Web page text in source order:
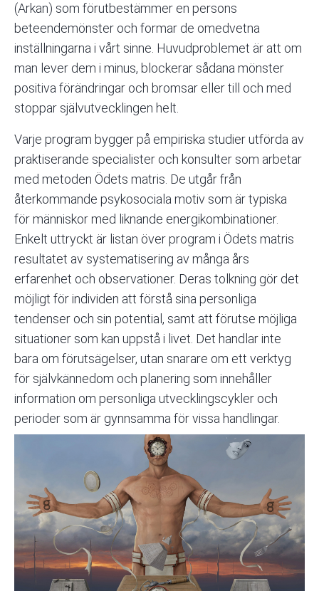
(Arkan) som förutbestämmer en persons
beteendemönster och formar de omedvetna
inställningarna i vårt sinne. Huvudproblemet är att om
man lever dem i minus, blockerar sådana mönster
positiva förändringar och bromsar eller till och med
stoppar självutvecklingen helt.
Varje program bygger på empiriska studier utförda av
praktiserande specialister och konsulter som arbetar
med metoden Ödets matris . De utgår från
återkommande psykosociala motiv som är typiska
för människor med liknande energikombinationer.
Enkelt uttryckt är listan över program i Ödets matris
resultatet av systematisering av många års
erfarenhet och observationer. Deras tolkning gör det
möjligt för individen att förstå sina personliga
tendenser och sin potential, samt att förutse möjliga
situationer som kan uppstå i livet. Det handlar inte
bara om förutsägelser, utan snarare om ett verktyg
för självkännedom och planering som innehåller
information om personliga utvecklingscykler och
perioder som är gynnsamma för vissa handlingar.